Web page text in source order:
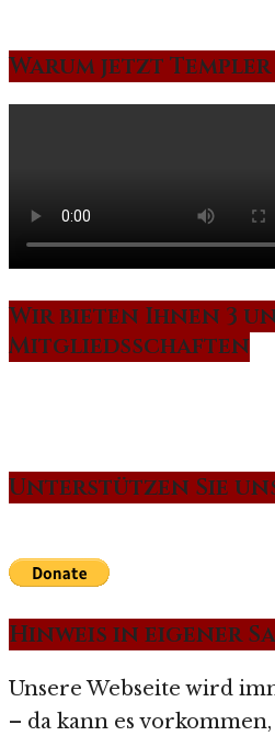
Warum jetzt Templer
Wir bieten Ihnen 3
Mitgliedsschaften
Unterstützen Sie
Hinweis in eigener
Unsere Webseite wird
– da kann es